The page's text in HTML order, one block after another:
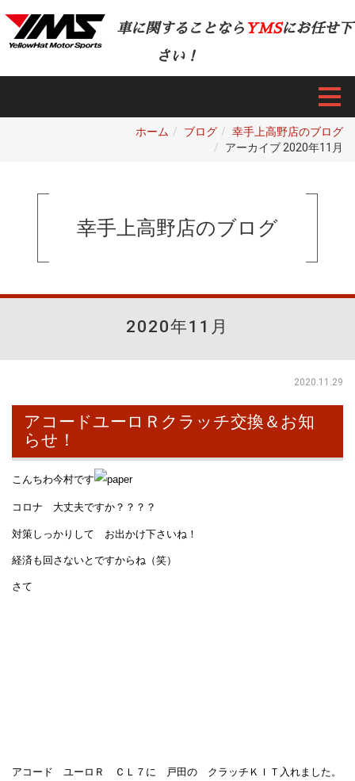
車に関することなら YMSにお任せ下
さい！
ホーム ブログ
幸手上高野店のブログ
アーカイブ 2020年11月
幸手上高野店のブログ
2020年11月
2020.11.29
アコードユーロＲクラッチ交換＆お知
らせ！
こんちわ今村です
コロナ 大丈夫ですか？？？？
対策しっかりして お出かけ下さいね！
経済も回さないとですからね（笑）
さて
アコード ユーロＲ ＣＬ７に 戸田の クラッチＫＩＴ入れました。